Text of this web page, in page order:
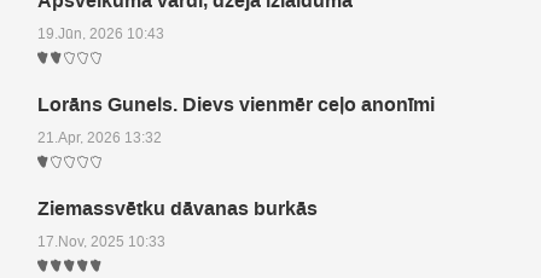
19.Jūn, 2026 10:43
Lorāns Gunels. Dievs vienmēr ceļo anonīmi
21.Apr, 2026 13:32
Ziemassvētku dāvanas burkās
17.Nov, 2025 10:33